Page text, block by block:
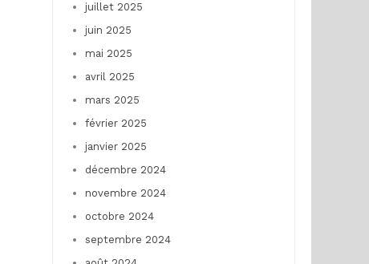
juillet 2025
juin 2025
mai 2025
avril 2025
mars 2025
février 2025
janvier 2025
décembre 2024
novembre 2024
octobre 2024
septembre 2024